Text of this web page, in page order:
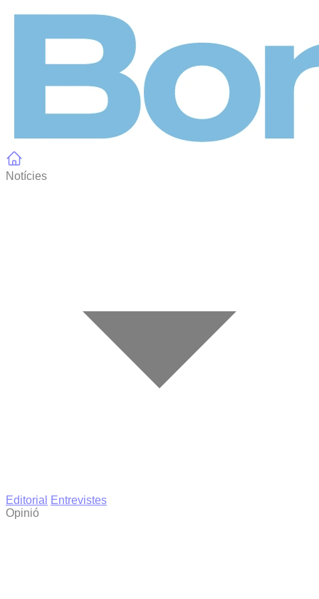
Notícies
Editorial
Entrevistes
Opinió